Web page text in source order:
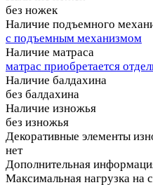
без ножек
Наличие подъемного
с подъемным механизмом
Наличие матраса
матрас приобретается
Наличие балдахина
без балдахина
Наличие изножья
без изножья
Декоративные элементы
нет
Дополнительная
Максимальная нагрузка на